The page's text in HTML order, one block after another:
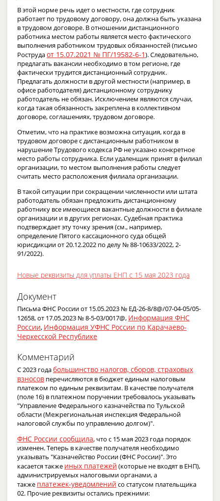
В этой норме речь идет о местности, где сотрудник
работает по трудовому договору, она должна быть указана
в трудовом договоре. В отношении дистанционного
работника местом работы является место фактического
выполнения работником трудовых обязанностей (письмо
Рострудаот 15.07.2021 № ПГ/19582-6-1). Следовательно,
предлагать вакансии необходимо в том регионе, где
фактически трудится дистанционный сотрудник.
Предлагать должности в другой местности (например, в
офисе работодателя) дистанционному сотруднику
работодатель не обязан. Исключением являются случаи,
когда такая обязанность закреплена в коллективном
договоре, соглашениях, трудовом договоре.
Отметим, что на практике возможна ситуация, когда в
трудовом договоре с дистанционным работником в
нарушение Трудового кодекса РФ не указано конкретное
место работы сотрудника. Если удаленщик принят в филиал
организации, то местом выполнения работы следует
считать место расположения филиала организации.
В такой ситуации при сокращении численности или штата
работодатель обязан предложить дистанционному
работнику все имеющиеся вакантные должности в филиале
организации и в других регионах. Судебная практика
подтверждает эту точку зрения (см., например,
определение Пятого кассационного суда общей
юрисдикции от 20.12.2022 по делу № 88-10633/2022, 2-
91/2022).
Новые реквизиты для уплаты ЕНП с 15 мая 2023 года
Документ
Письма ФНС России от 15.05.2023 № ЕД-26-8/8@/07-04-05/05-
12658, от 17.05.2023 № 8-5-03/0017@, Информация ФНС
России, Информация УФНС России по Карачаево-
Черкесской Республике
Комментарий
С 2023 годабольшинство налогов, сборов, страховых
взносов перечисляются в бюджет единым налоговым
платежом по единым реквизитам. В качестве получателя
(поле 16) в платежном поручении требовалось указывать
"Управление Федерального казначейства по Тульской
области (Межрегиональная инспекция Федеральной
налоговой службы по управлению долгом)".
ФНС России сообщила, что с 15 мая 2023 года порядок
изменен. Теперь в качестве получателя необходимо
указывать "Казначейство России (ФНС России)". Это
касается также иных платежей (которые не входят в ЕНП),
администрируемых налоговыми органами, а
также платежек-уведомлений со статусом плательщика
02. Прочие реквизиты остались прежними: